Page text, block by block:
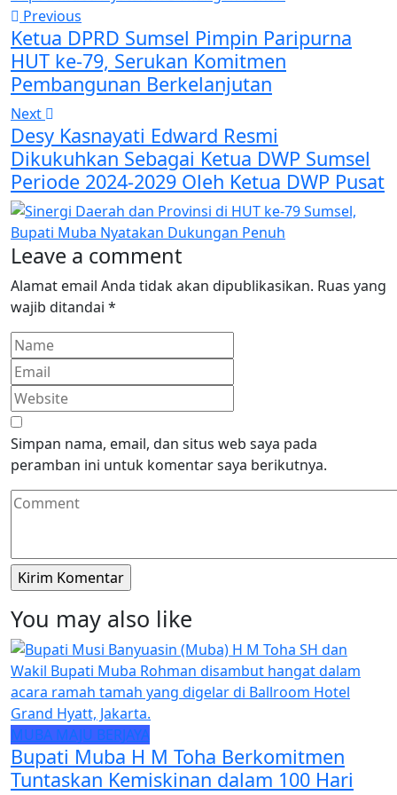
Previous
Ketua DPRD Sumsel Pimpin Paripurna
HUT ke-79, Serukan Komitmen
Pembangunan Berkelanjutan
Next
Desy Kasnayati Edward Resmi
Dikukuhkan Sebagai Ketua DWP Sumsel
Periode 2024-2029 Oleh Ketua DWP Pusat
Leave a comment
Alamat email Anda tidak akan dipublikasikan. Ruas yang
wajib ditandai *
Simpan nama, email, dan situs web saya pada
peramban ini untuk komentar saya berikutnya.
You may also like
MUBA MAJU BERJAYA
Bupati Muba H M Toha Berkomitmen
Tuntaskan Kemiskinan dalam 100 Hari